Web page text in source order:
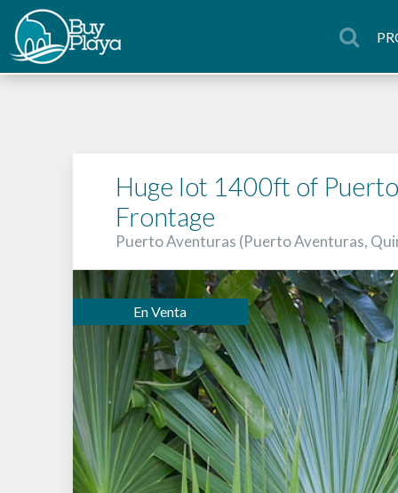
Huge lot 1400ft of
Frontage
Puerto Aventuras (Puerto Aventuras,
En Venta